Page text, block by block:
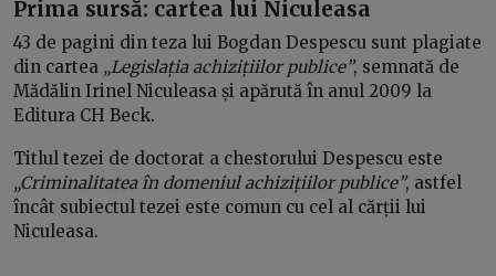
Prima sursă: cartea lui Niculeasa
43 de pagini din teza lui Bogdan Despescu sunt plagiate
din cartea „Legislația achizițiilor publice”, semnată de
Mădălin Irinel Niculeasa și apărută în anul 2009 la
Editura CH Beck.
Titlul tezei de doctorat a chestorului Despescu este
„Criminalitatea în domeniul achizițiilor publice”, astfel
încât subiectul tezei este comun cu cel al cărții lui
Niculeasa.